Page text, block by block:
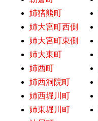
姉猪熊町
姉大宮町西側
姉大宮町東側
姉大東町
姉西町
姉西洞院町
姉西堀川町
姉東堀川町